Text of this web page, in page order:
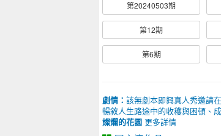
第20240503期
第12期
第6期
劇情： 該無劇本即興真人秀邀請
暢敘人生路途中的收穫與困頓、
燦爛的花園 更多詳情